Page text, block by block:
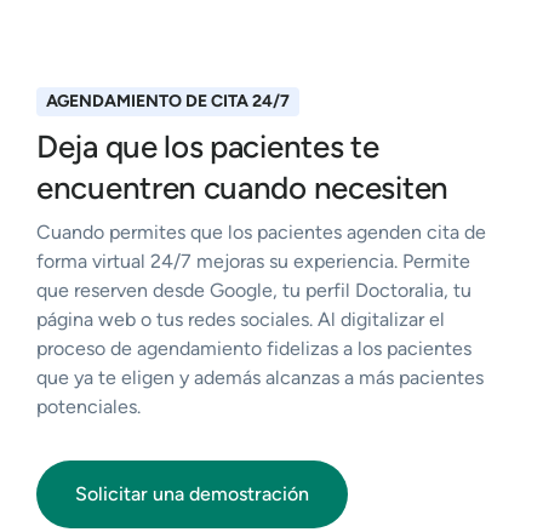
AGENDAMIENTO DE CITA 24/7
Deja que los pacientes te
encuentren cuando necesiten
Cuando permites que los pacientes agenden cita de
forma virtual 24/7 mejoras su experiencia. Permite
que reserven desde Google, tu perfil Doctoralia, tu
página web o tus redes sociales. Al digitalizar el
proceso de agendamiento fidelizas a los pacientes
que ya te eligen y además alcanzas a más pacientes
potenciales.
Solicitar una demostración